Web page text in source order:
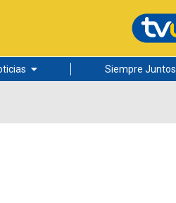
Siempre Juntos